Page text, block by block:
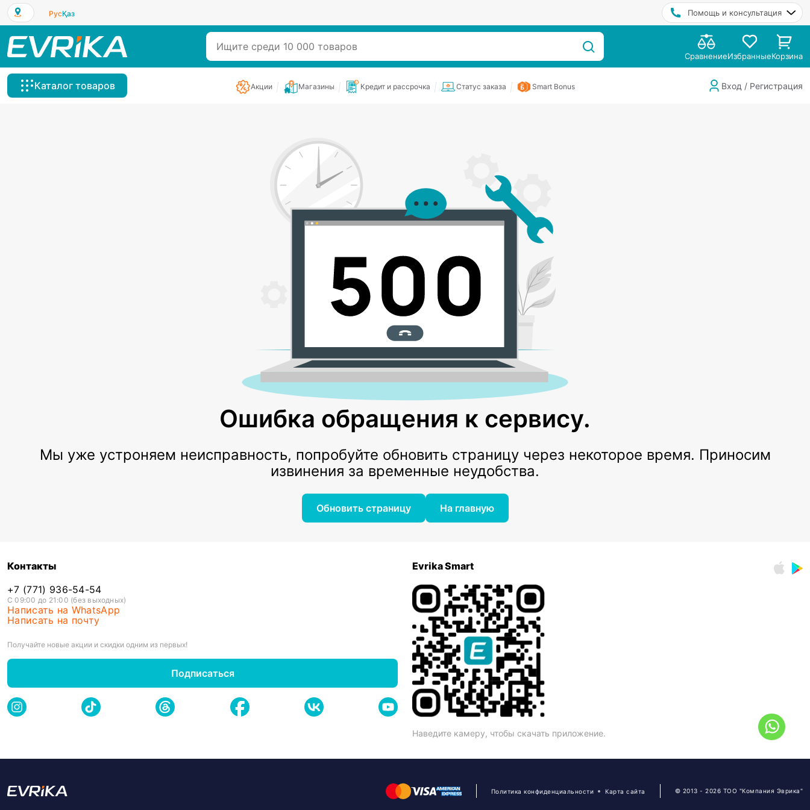
РусҚаз Помощь и консультация
СравнениеИзбранныеКорзина
Каталог товаров Акции Магазины Кредит и рассрочка Статус заказа Smart Bonus Вход / Регистрация
Ошибка обращения к сервису.
Мы уже устроняем неисправность, попробуйте обновить страницу через некоторое время. Приносим
извинения за временные неудобства.
Обновить страницу На главную
Контакты
+7 (771) 936-54-54
С 09:00 до 21:00 (без выходных)
Написать на WhatsApp
Написать на почту
Получайте новые акции и скидки одним из первых!
Подписаться
Evrika Smart
Наведите камеру, чтобы скачать приложение.
Политика конфиденциальности Карта сайта © 2013 - 2026 ТОО "Компания Эврика"